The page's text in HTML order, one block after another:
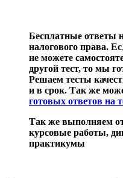
Бесплатные ответы
налогового права.
не можете
другой тест, то мы
Решаем тесты
и в срок. Так же
готовых ответов на
Так же выполняем
курсовые работы,
практикумы